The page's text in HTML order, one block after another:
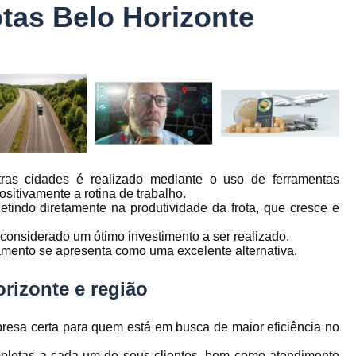
Controle Jornada de Trabalho Motorista
Controle de Frota
Controle de Frota
Controle de Frota de Caminhões
Controle de Manutenção de Frota de
Sistema de Fadiga
Empresa de
Empresa de Rastreadores de Veiculos
Empresa de Rastreamento de Moto
Empresa de Rastreamento por
Empresa Rastreadores
Empresa
Belo Horizonte
cidades é realizado mediante o uso de ferramentas
a rotina de trabalho.
diretamente na produtividade da frota, que cresce e
um ótimo investimento a ser realizado.
se apresenta como uma excelente alternativa.
e região
certa para quem está em busca de maior eficiência no